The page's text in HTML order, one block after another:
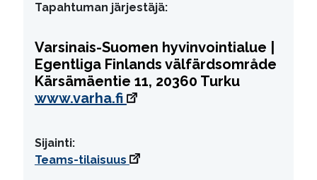
Tapahtuman järjestäjä:
Varsinais-Suomen hyvinvointialue |
Egentliga Finlands välfärdsområde
Kärsämäentie 11, 20360 Turku
www.varha.fi
Sijainti:
Teams-tilaisuus